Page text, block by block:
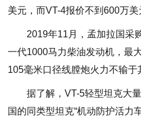
美元，而VT-4报价不到600万
2019年11月，孟加拉国采
一代1000马力柴油发动机，最
105毫米口径线膛炮火力不输于
据了解，VT-5轻型坦克大
国的同类型坦克“机动防护活力